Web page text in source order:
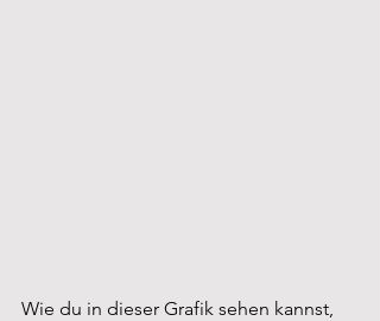
Wie du in dieser Grafik sehen kannst,